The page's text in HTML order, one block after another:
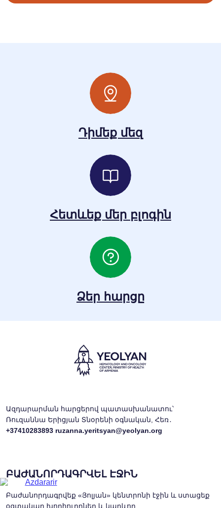
Դիմեք մեզ
Հետևեք մեր բլոգին
Ձեր հարցը
Ազդարարման հարցերով պատասխանատու՝
Ռուզաննա Երիցյան Տնօրենի օգնական, Հեռ․
+37410283893 ruzanna.yeritsyan@yeolyan.org
ԲԱԺԱՆՈՐԴԱԳՐՎԵԼ ԷՋԻՆ
Բաժանորդագրվեք «Յոլյան» կենտրոնի էջին և ստացեք
օգտակար խորհուրդներ և կարևոր